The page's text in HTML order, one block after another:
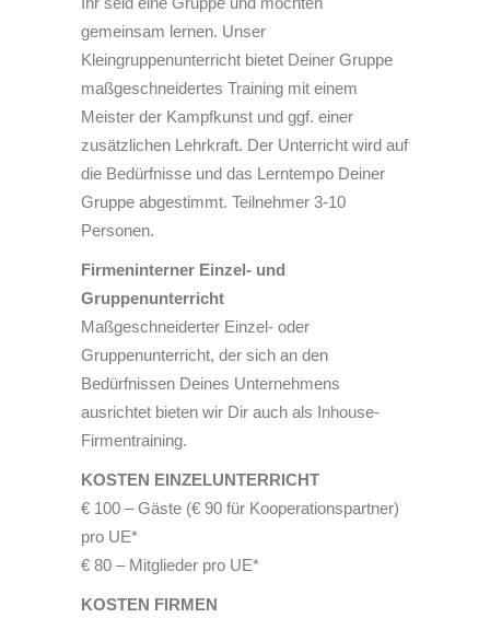
gemeinsam lernen. Unser
Kleingruppenunterricht bietet Deiner Gruppe
maßgeschneidertes Training mit einem
Meister der Kampfkunst und ggf. einer
zusätzlichen Lehrkraft. Der Unterricht wird auf
die Bedürfnisse und das Lerntempo Deiner
Gruppe abgestimmt. Teilnehmer 3-10
Personen.
Firmeninterner Einzel- und
Gruppenunterricht
Maßgeschneiderter Einzel- oder
Gruppenunterricht, der sich an den
Bedürfnissen Deines Unternehmens
ausrichtet bieten wir Dir auch als Inhouse-
Firmentraining.
KOSTEN EINZELUNTERRICHT
€ 100 – Gäste (€ 90 für Kooperationspartner)
pro UE*
€ 80 – Mitglieder pro UE*
KOSTEN FIRMEN